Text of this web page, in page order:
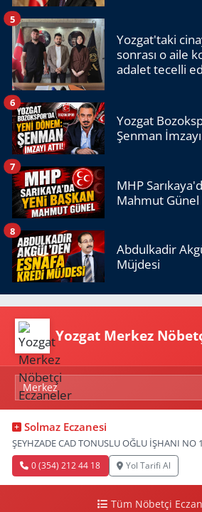
Yozgat'taki
sonrası o aile
adalet tecelli
5
Yozgat
Şenman
6
MHP
Mahmut Günel
7
Abdulkadir
Müjdesi
8
Yozgat Merkez
Solmaz Eczanesi
ŞEYHZADE CAD TONUSLU OĞLU İŞHANI NO
0 (354) 212 44 18 Yol Tarifi Al
Tüm Nöbetçi